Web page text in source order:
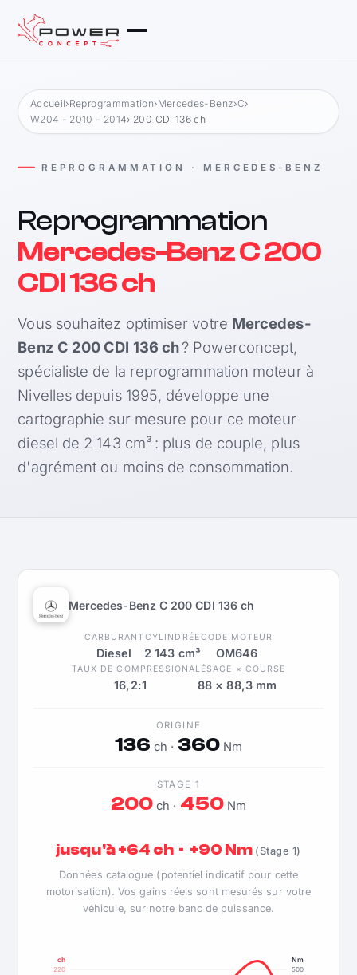
Accueil›Reprogrammation›Mercedes-Benz›C›
W204 - 2010 - 2014› 200 CDI 136 ch
REPROGRAMMATION · MERCEDES-BENZ
Reprogrammation
Mercedes-Benz C 200
CDI 136 ch
Vous souhaitez optimiser votre Mercedes-
Benz C 200 CDI 136 ch? Powerconcept,
spécialiste de la reprogrammation moteur à
Nivelles depuis 1995, développe une
cartographie sur mesure pour ce moteur
diesel de 2 143 cm³ : plus de couple, plus
d'agrément ou moins de consommation.
Mercedes-Benz C 200 CDI 136 ch
CARBURANT
Diesel
CYLINDRÉE
2 143 cm³
CODE MOTEUR
OM646
TAUX DE COMPRESSION
16,2:1
ALÉSAGE × COURSE
88 × 88,3 mm
ORIGINE
136 ch · 360Nm
STAGE 1
200 ch · 450Nm
jusqu'à +64 ch · +90 Nm (Stage 1)
Données catalogue (potentiel indicatif pour cette
motorisation). Vos gains réels sont mesurés sur votre
véhicule, sur notre banc de puissance.
220 500
ch Nm